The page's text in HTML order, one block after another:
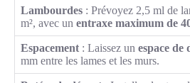
Lambourdes : Prévoyez 2,5 ml de
m², avec un entraxe maximum de
Espacement : Laissez un espace de
mm entre les lames et les murs.